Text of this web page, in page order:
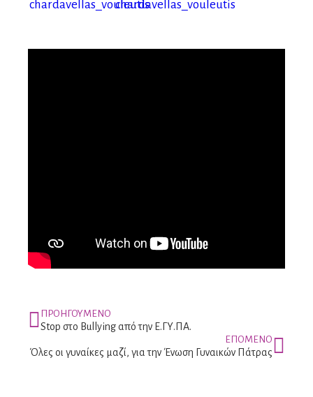
ΠΡΟΗΓΟΥΜΕΝΟ
Stop στο Bullying από την Ε.ΓΥ.ΠΑ.
ΕΠΟΜΕΝΟ
Όλες οι γυναίκες μαζί, για την Ένωση Γυναικών Πάτρας